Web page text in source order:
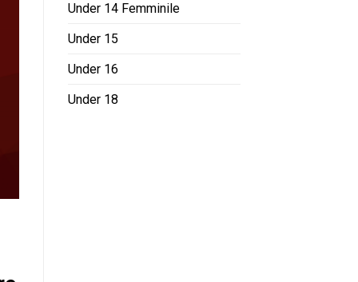
Under 14 Femminile
Under 15
Under 16
Under 18